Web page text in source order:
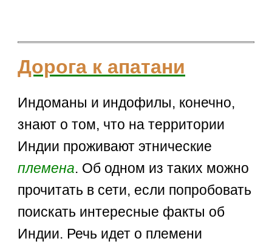
Дорога к апатани
Индоманы и индофилы, конечно,
знают о том, что на территории
Индии проживают этнические
племена. Об одном из таких можно
прочитать в сети, если попробовать
поискать интересные факты об
Индии. Речь идет о племени